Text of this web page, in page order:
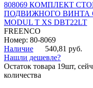
808069 КОМПЛЕКТ
ПОДВИЖНОГО ВИНТА
MODUL T XS DBT22LT
FREENCO
Номер: 80-8069
Наличие
540,81 руб.
Нашли дешевле?
Остаток товара 19шт,
количества